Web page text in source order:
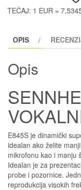
VOKALNI
TEČAJ: 1 EUR =
OPIS
Opis
E845S je dinamički
idealan ako želite
mikrofonu kao i manju
Idealan je za
probe i pozornice.
reprodukcija visokih